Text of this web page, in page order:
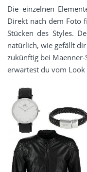
Die einzelnen
Direkt nach dem Foto
Stücken des Styles.
natürlich, wie gefällt
zukünftig bei Maenner-
erwartest du vom Look